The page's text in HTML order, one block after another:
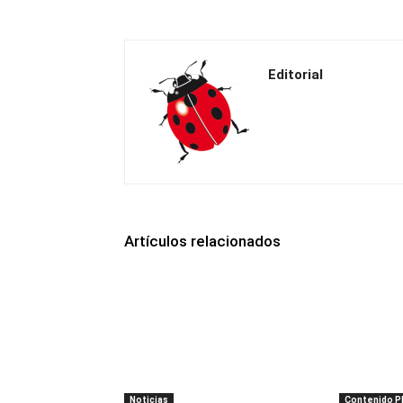
Editorial
Artículos relacionados
Noticias Contenido